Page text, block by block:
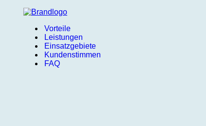
Vorteile
Leistungen
Einsatzgebiete
Kundenstimmen
FAQ